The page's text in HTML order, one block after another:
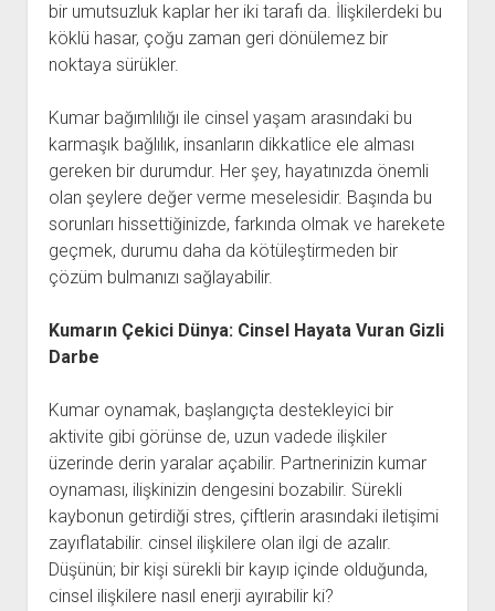
bir umutsuzluk kaplar her iki tarafı da. İlişkilerdeki bu
köklü hasar, çoğu zaman geri dönülemez bir
noktaya sürükler.
Kumar bağımlılığı ile cinsel yaşam arasındaki bu
karmaşık bağlılık, insanların dikkatlice ele alması
gereken bir durumdur. Her şey, hayatınızda önemli
olan şeylere değer verme meselesidir. Başında bu
sorunları hissettiğinizde, farkında olmak ve harekete
geçmek, durumu daha da kötüleştirmeden bir
çözüm bulmanızı sağlayabilir.
Kumarın Çekici Dünya: Cinsel Hayata Vuran Gizli
Darbe
Kumar oynamak, başlangıçta destekleyici bir
aktivite gibi görünse de, uzun vadede ilişkiler
üzerinde derin yaralar açabilir. Partnerinizin kumar
oynaması, ilişkinizin dengesini bozabilir. Sürekli
kaybonun getirdiği stres, çiftlerin arasındaki iletişimi
zayıflatabilir. cinsel ilişkilere olan ilgi de azalır.
Düşünün; bir kişi sürekli bir kayıp içinde olduğunda,
cinsel ilişkilere nasıl enerji ayırabilir ki?